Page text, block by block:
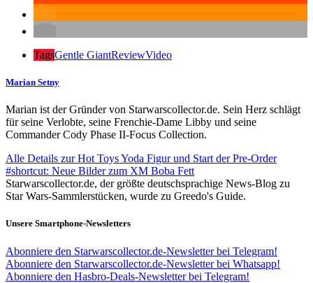
TagsGentle GiantReviewVideo
Marian Setny
Marian ist der Gründer von Starwarscollector.de. Sein Herz schlägt
für seine Verlobte, seine Frenchie-Dame Libby und seine
Commander Cody Phase II-Focus Collection.
Alle Details zur Hot Toys Yoda Figur und Start der Pre-Order
#shortcut: Neue Bilder zum XM Boba Fett
Starwarscollector.de, der größte deutschsprachige News-Blog zu
Star Wars-Sammlerstücken, wurde zu Greedo's Guide.
Unsere Smartphone-Newsletters
Abonniere den Starwarscollector.de-Newsletter bei Telegram!
Abonniere den Starwarscollector.de-Newsletter bei Whatsapp!
Abonniere den Hasbro-Deals-Newsletter bei Telegram!